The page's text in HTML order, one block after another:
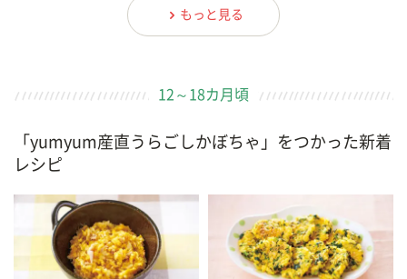
もっと見る
12～18カ月頃
「yumyum産直うらごしかぼちゃ」をつかった新着
レシピ